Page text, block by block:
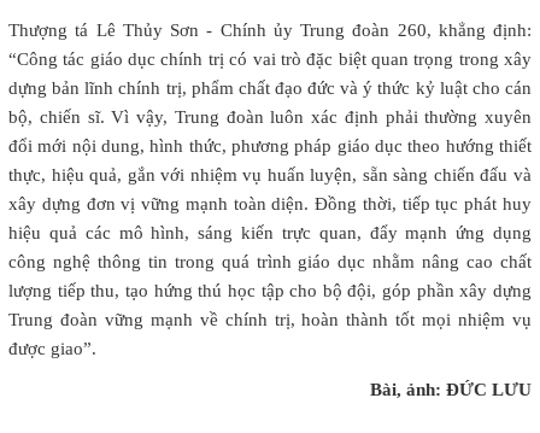
Thượng tá Lê Thủy Sơn - Chính ủy Trung đoàn 260, khẳng định:
“Công tác giáo dục chính trị có vai trò đặc biệt quan trọng trong xây
dựng bản lĩnh chính trị, phẩm chất đạo đức và ý thức kỷ luật cho cán
bộ, chiến sĩ. Vì vậy, Trung đoàn luôn xác định phải thường xuyên
đổi mới nội dung, hình thức, phương pháp giáo dục theo hướng thiết
thực, hiệu quả, gắn với nhiệm vụ huấn luyện, sẵn sàng chiến đấu và
xây dựng đơn vị vững mạnh toàn diện. Đồng thời, tiếp tục phát huy
hiệu quả các mô hình, sáng kiến trực quan, đẩy mạnh ứng dụng
công nghệ thông tin trong quá trình giáo dục nhằm nâng cao chất
lượng tiếp thu, tạo hứng thú học tập cho bộ đội, góp phần xây dựng
Trung đoàn vững mạnh về chính trị, hoàn thành tốt mọi nhiệm vụ
được giao”.
Bài, ảnh: ĐỨC LƯU